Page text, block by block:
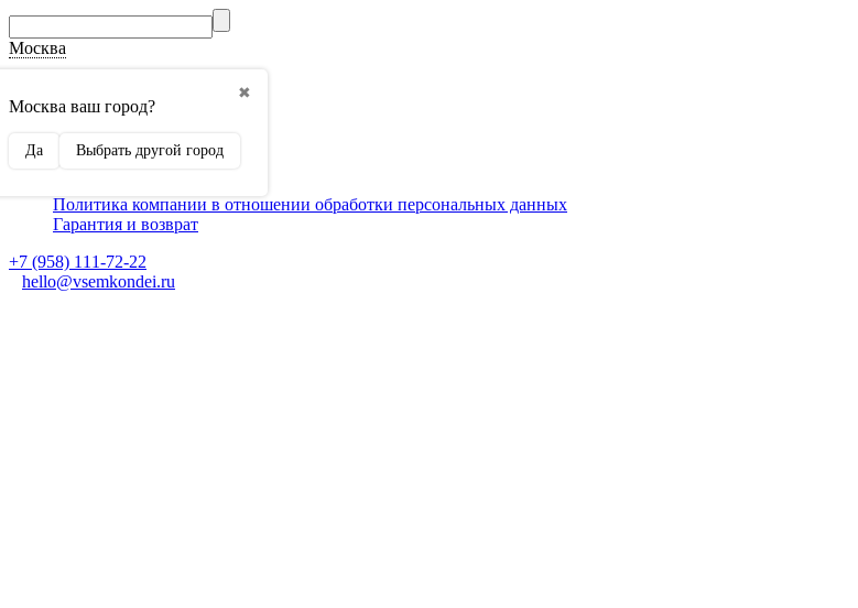
Москва
✖
Москва ваш город?
Да Выбрать другой город
Способы оплаты
Монтаж кондиционеров
Для партнеров
Политика компании в отношении обработки персональных данных
Гарантия и возврат
+7 (958) 111-72-22
hello@vsemkondei.ru